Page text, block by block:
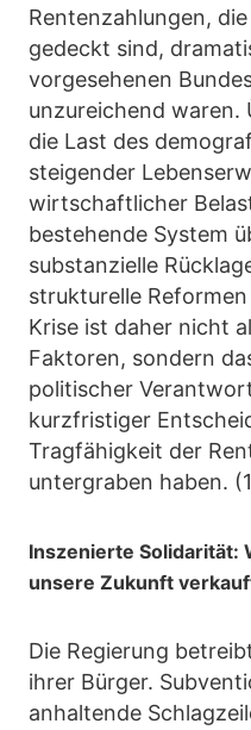
Rentenzahlungen,
gedeckt sind,
vorgesehenen
unzureichend waren.
die Last des
steigender
wirtschaftlicher
bestehende System
substanzielle
strukturelle
Krise ist daher nicht
Faktoren, sondern
politischer
kurzfristiger
Tragfähigkeit der
untergraben haben.
Inszenierte Solidarität:
unsere Zukunft
Die Regierung
ihrer Bürger.
anhaltende